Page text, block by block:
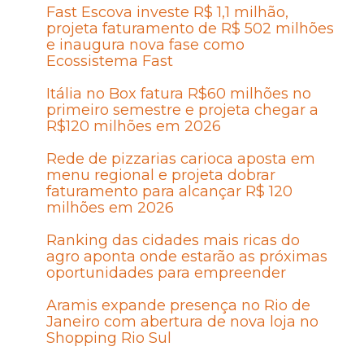
Fast Escova investe R$ 1,1 milhão,
projeta faturamento de R$ 502 milhões
e inaugura nova fase como
Ecossistema Fast
Itália no Box fatura R$60 milhões no
primeiro semestre e projeta chegar a
R$120 milhões em 2026
Rede de pizzarias carioca aposta em
menu regional e projeta dobrar
faturamento para alcançar R$ 120
milhões em 2026
Ranking das cidades mais ricas do
agro aponta onde estarão as próximas
oportunidades para empreender
Aramis expande presença no Rio de
Janeiro com abertura de nova loja no
Shopping Rio Sul